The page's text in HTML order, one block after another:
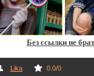
Без ссылки не
Lika 0.0/0